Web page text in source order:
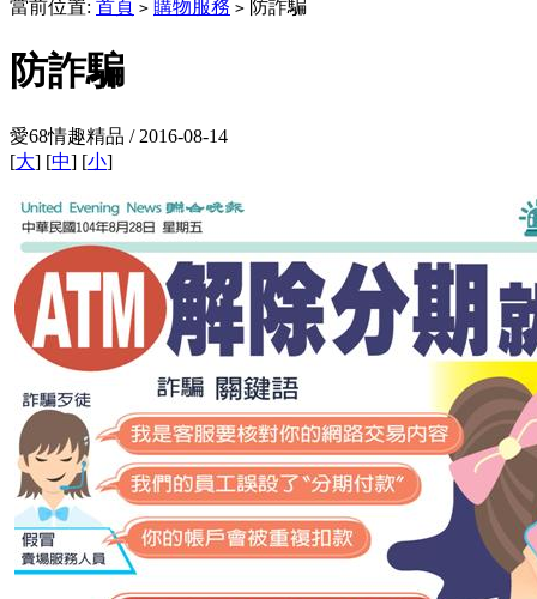
當前位置: 首頁 > 購物服務 > 防詐騙
防詐騙
愛68情趣精品 / 2016-08-14
[大] [中] [小]